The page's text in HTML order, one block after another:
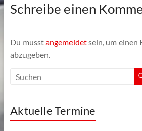
Schreibe einen
Du musstangemeldetsein, um einen
abzugeben.
Aktuelle Termine